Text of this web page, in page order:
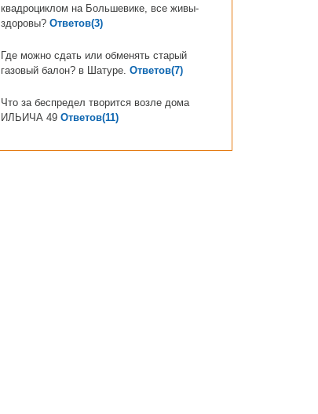
квадроциклом на Большевике, все живы-
здоровы? Ответов(3)
Где можно сдать или обменять старый
газовый балон? в Шатуре. Ответов(7)
Что за беспредел творится возле дома
ИЛЬИЧА 49 Ответов(11)